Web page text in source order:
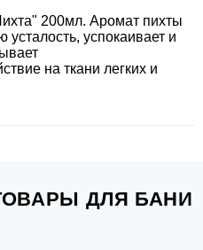
200мл. Аромат пихты
усталость, успокаивает и
на ткани легких и
ДЛЯ БАНИ